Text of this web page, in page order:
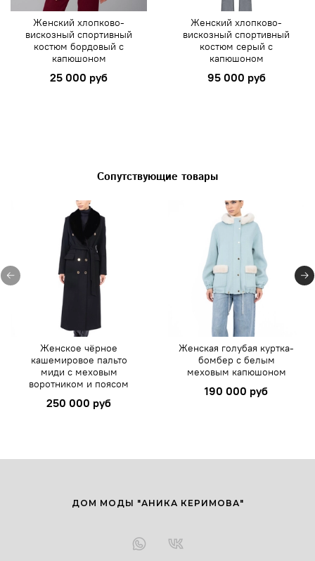
Женский хлопково-
вискозный спортивный
костюм бордовый с
капюшоном
25 000 руб
Женский хлопково-
вискозный спортивный
костюм серый с
капюшоном
95 000 руб
Сопутствующие товары
Женское чёрное
кашемировое пальто
миди с меховым
воротником и поясом
250 000 руб
Женская голубая куртка-
бомбер с белым
меховым капюшоном
190 000 руб
ДОМ МОДЫ "АНИКА КЕРИМОВА"